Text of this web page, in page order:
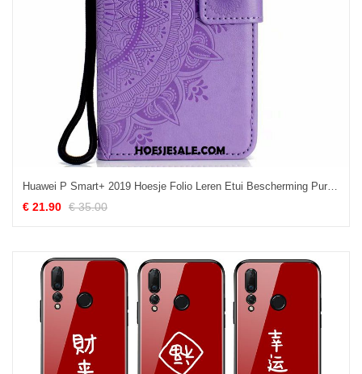
€ 21.90 € 35.00